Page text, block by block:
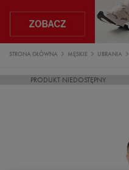
STRONA GŁÓWNA MĘSKIE UBRANIA
PRODUKT NIEDOSTĘPNY